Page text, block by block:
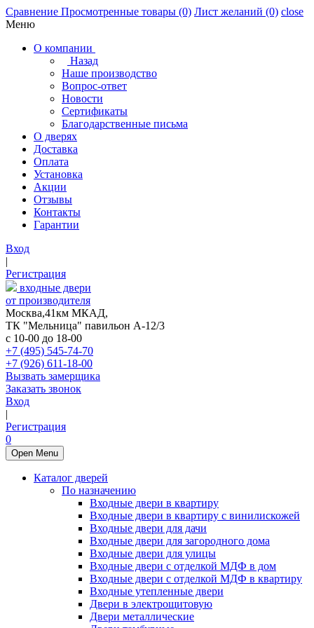
Сравнение Просмотренные товары (0) Лист желаний (0) close
Меню
О компании
Назад
Наше производство
Вопрос-ответ
Новости
Сертификаты
Благодарственные письма
О дверях
Доставка
Оплата
Установка
Акции
Отзывы
Контакты
Гарантии
Вход
|
Регистрация
входные двери
от производителя
Москва,41км МКАД,
ТК "Мельница" павильон А-12/3
с 10-00 до 18-00
+7 (495) 545-74-70
+7 (926) 611-18-00
Вызвать замерщика
Заказать звонок
Вход
|
Регистрация
0
Open Menu
Каталог дверей
По назначению
Входные двери в квартиру
Входные двери в квартиру с винилискожей
Входные двери для дачи
Входные двери для загородного дома
Входные двери для улицы
Входные двери с отделкой МДФ в дом
Входные двери с отделкой МДФ в квартиру
Входные утепленные двери
Двери в электрощитовую
Двери металлические